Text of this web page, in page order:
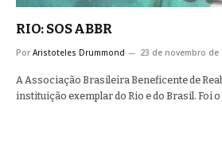
RIO: SOS ABBR
Por Aristoteles Drummond 23 de novembro de
A Associação Brasileira Beneficente de
instituição exemplar do Rio e do Brasil. Foi